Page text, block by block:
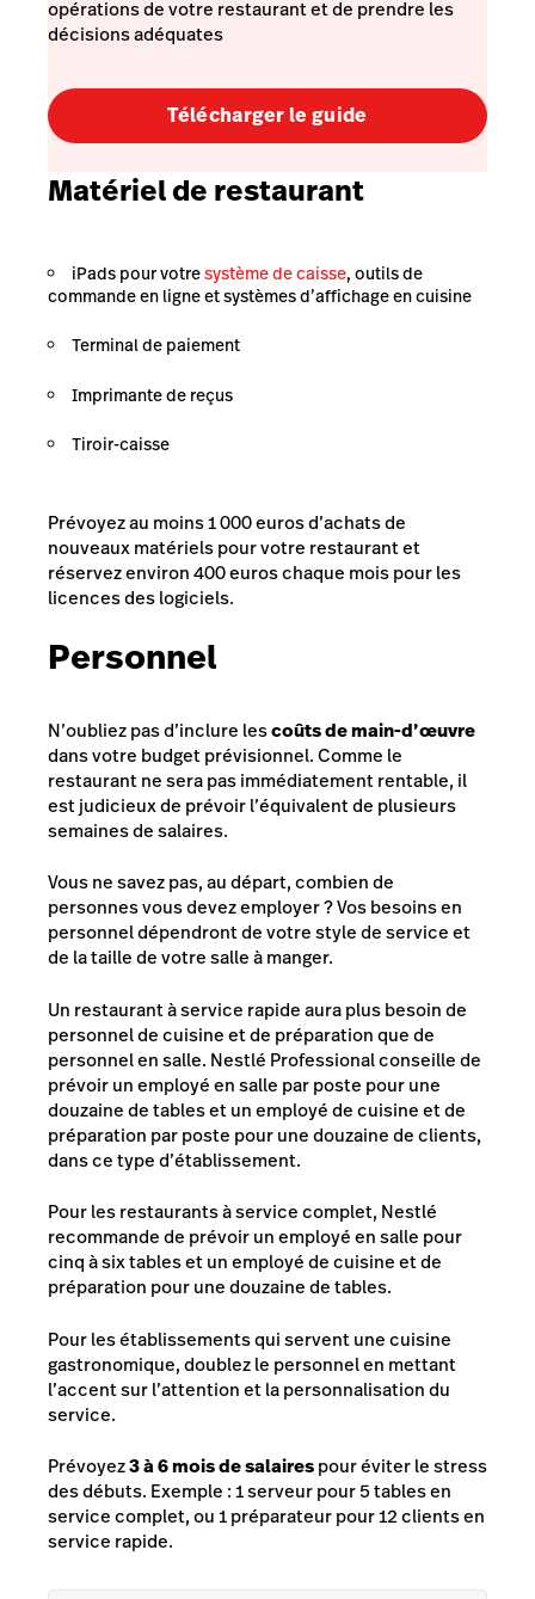
opérations de votre restaurant et de prendre les
décisions adéquates
Télécharger le guide
Matériel de restaurant
iPads pour votresystème de caisse, outils de
commande en ligne et systèmes d’affichage en cuisine
Terminal de paiement
Imprimante de reçus
Tiroir-caisse
Prévoyez au moins 1 000 euros d’achats de
nouveaux matériels pour votre restaurant et
réservez environ 400 euros chaque mois pour les
licences des logiciels.
Personnel
N’oubliez pas d’inclure lescoûts de main-d’œuvre
dans votre budget prévisionnel. Comme le
restaurant ne sera pas immédiatement rentable, il
est judicieux de prévoir l’équivalent de plusieurs
semaines de salaires.
Vous ne savez pas, au départ, combien de
personnes vous devez employer ? Vos besoins en
personnel dépendront de votre style de service et
de la taille de votre salle à manger.
Un restaurant à service rapide aura plus besoin de
personnel de cuisine et de préparation que de
personnel en salle. Nestlé Professionalconseille de
prévoir un employé en salle par poste pour une
douzaine de tables et un employé de cuisine et de
préparation par poste pour une douzaine de clients,
dans ce type d’établissement.
Pour les restaurants à service complet, Nestlé
recommande de prévoir un employé en salle pour
cinq à six tables et un employé de cuisine et de
préparation pour une douzaine de tables.
Pour les établissements qui servent une cuisine
gastronomique, doublez le personnel en mettant
l’accent sur l’attention et la personnalisation du
service.
Prévoyez3 à 6 mois de salairespour éviter le stress
des débuts. Exemple : 1 serveur pour 5 tables en
service complet, ou 1 préparateur pour 12 clients en
service rapide.